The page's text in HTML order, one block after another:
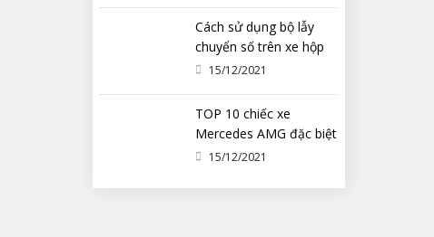
Cách sử dụng bộ lẫy
chuyển số trên xe hộp
số tự động ô tô
15/12/2021
TOP 10 chiếc xe
Mercedes AMG đặc biệt
nhất từng được chế tạo
15/12/2021